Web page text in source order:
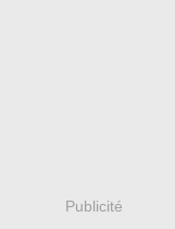
Publicité